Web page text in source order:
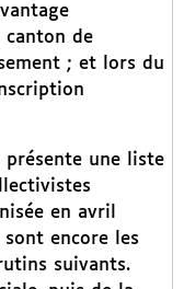
canton de
; et lors du
une liste
en avril
encore les
suivants.